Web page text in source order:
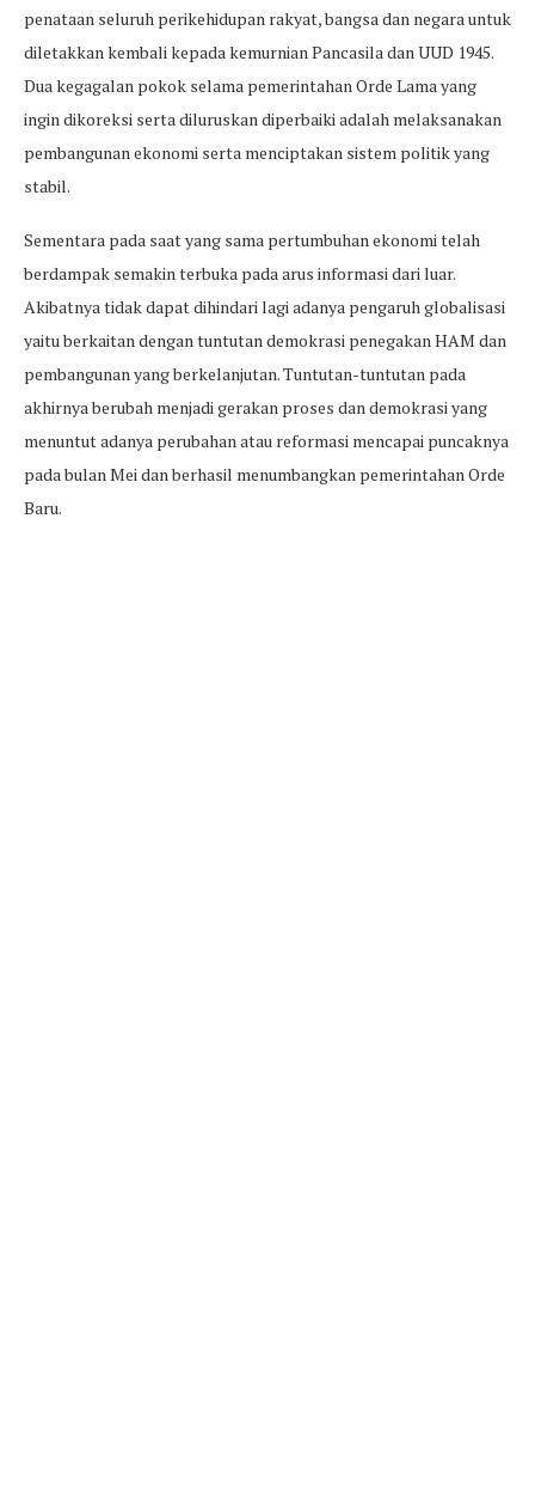
penataan seluruh perikehidupan rakyat, bangsa dan negara untuk
diletakkan kembali kepada kemurnian Pancasila dan UUD 1945.
Dua kegagalan pokok selama pemerintahan Orde Lama yang
ingin dikoreksi serta diluruskan diperbaiki adalah melaksanakan
pembangunan ekonomi serta menciptakan sistem politik yang
stabil.
Sementara pada saat yang sama pertumbuhan ekonomi telah
berdampak semakin terbuka pada arus informasi dari luar.
Akibatnya tidak dapat dihindari lagi adanya pengaruh globalisasi
yaitu berkaitan dengan tuntutan demokrasi penegakan HAM dan
pembangunan yang berkelanjutan. Tuntutan-tuntutan pada
akhirnya berubah menjadi gerakan proses dan demokrasi yang
menuntut adanya perubahan atau reformasi mencapai puncaknya
pada bulan Mei dan berhasil menumbangkan pemerintahan Orde
Baru.